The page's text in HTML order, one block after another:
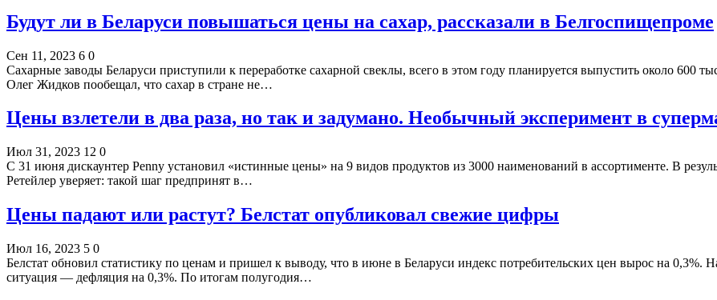
Будут ли в Беларуси повышаться цены на сахар, рассказали в Белгоспищепроме
Сен 11, 2023 6 0
Сахарные заводы Беларуси приступили к переработке сахарной свеклы, всего в этом году планируется выпустить около 600
Олег Жидков пообещал, что сахар в стране не…
Цены взлетели в два раза, но так и задумано. Необычный эксперимент в
Июл 31, 2023 12 0
С 31 июня дискаунтер Penny установил «истинные цены» на 9 видов продуктов из 3000 наименований в ассортименте. В
Ретейлер уверяет: такой шаг предпринят в…
Цены падают или растут? Белстат опубликовал свежие цифры
Июл 16, 2023 5 0
Белстат обновил статистику по ценам и пришел к выводу, что в июне в Беларуси индекс потребительских цен вырос на 0,3%.
ситуация — дефляция на 0,3%. По итогам полугодия…